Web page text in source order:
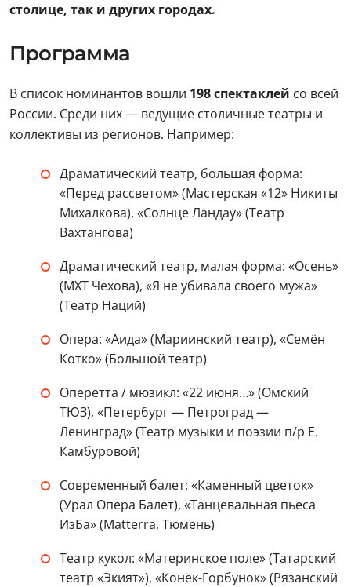
столице, так и других городах.
Программа
В список номинантов вошли 198 спектаклей со всей
России. Среди них — ведущие столичные театры и
коллективы из регионов. Например:
Драматический театр, большая форма:
«Перед рассветом» (Мастерская «12» Никиты
Михалкова), «Солнце Ландау» (Театр
Вахтангова)
Драматический театр, малая форма: «Осень»
(МХТ Чехова), «Я не убивала своего мужа»
(Театр Наций)
Опера: «Аида» (Мариинский театр), «Семён
Котко» (Большой театр)
Оперетта / мюзикл: «22 июня…» (Омский
ТЮЗ), «Петербург — Петроград —
Ленинград» (Театр музыки и поэзии п/р Е.
Камбуровой)
Современный балет: «Каменный цветок»
(Урал Опера Балет), «Танцевальная пьеса
ИзБа» (Matterra, Тюмень)
Театр кукол: «Материнское поле» (Татарский
театр «Экият»), «Конёк-Горбунок» (Рязанский